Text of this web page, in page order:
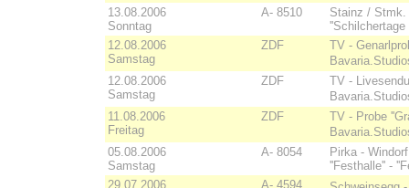
13.08.2006
Sonntag
A- 8510
Stainz / Stmk.
12.08.2006
Samstag
ZDF
TV -
12.08.2006
Samstag
ZDF
TV -
11.08.2006
Freitag
ZDF
TV - Probe
05.08.2006
Samstag
A- 8054
Pirka -
''Festhalle'' -
29.07.2006
A- 4594